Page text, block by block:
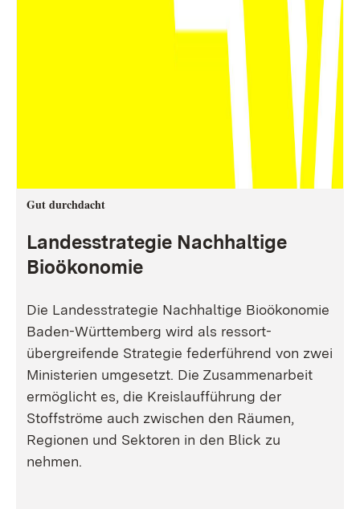
Gut durchdacht
Landesstrategie Nachhaltige
Bioökonomie
Die Landesstrategie Nachhaltige Bioökonomie
Baden-Württemberg wird als ressort-
übergreifende Strategie federführend von zwei
Ministerien umgesetzt. Die Zusammenarbeit
ermöglicht es, die Kreislaufführung der
Stoffströme auch zwischen den Räumen,
Regionen und Sektoren in den Blick zu
nehmen.